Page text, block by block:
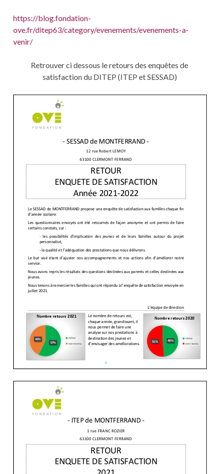
https://blog.fondation-
ove.fr/ditep63/category/evenements/evenements-a-
venir/
Retrouver ci dessous le retours des enquêtes de
satisfaction du DITEP (ITEP et SESSAD)